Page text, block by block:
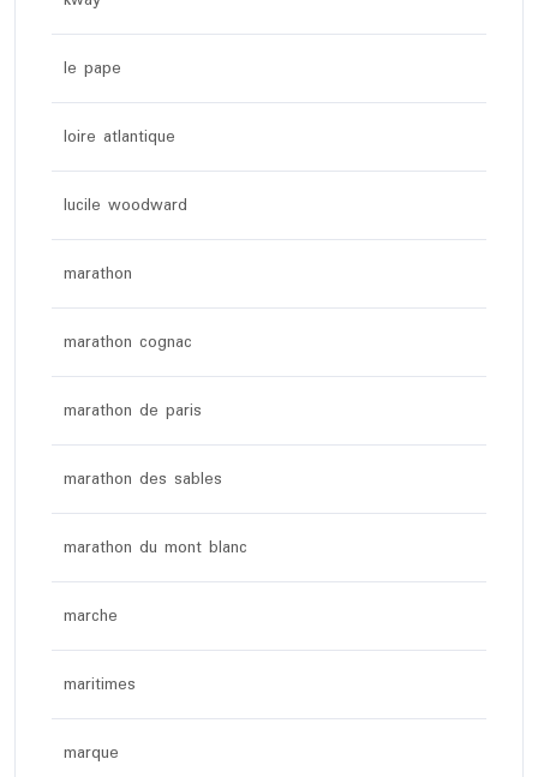
le pape
loire atlantique
lucile woodward
marathon
marathon cognac
marathon de paris
marathon des sables
marathon du mont blanc
marche
maritimes
marque